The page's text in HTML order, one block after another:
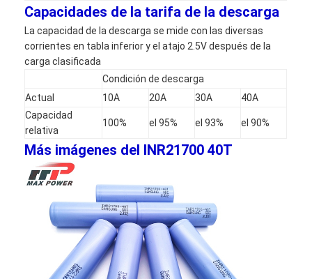
Baterías recargables de NiMH
baterías recargables NiCd
LCD cargador de batería
paquetes de baterías de NiMH
Los paquetes de baterías de NiCd
paquetes de batería de ion de litio
batería recargable linterna
batería del alumbrado de seguridad
Batería de Li Mno2
Capacidades de la tarifa de la descarga
La capacidad de la descarga se mide con las diversas
corrientes en tabla inferior y el atajo 2.5V después de la
carga clasificada
Condición de descarga
Actual
10A 20A 30A
40A
Capacidad
relativa
100% el 95% el 93% el 90%
Más imágenes del INR21700 40T